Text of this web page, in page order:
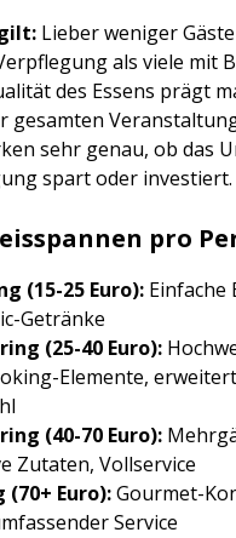
Lieber weniger
als viele mit
des Essens prägt
gesamten
sehr genau, ob das
spart oder investiert.
pro
(15-25 Euro): Einfache
Getränke
(25-40 Euro):
Elemente,
(40-70 Euro):
Zutaten, Vollservice
Euro):Gourmet-
Service